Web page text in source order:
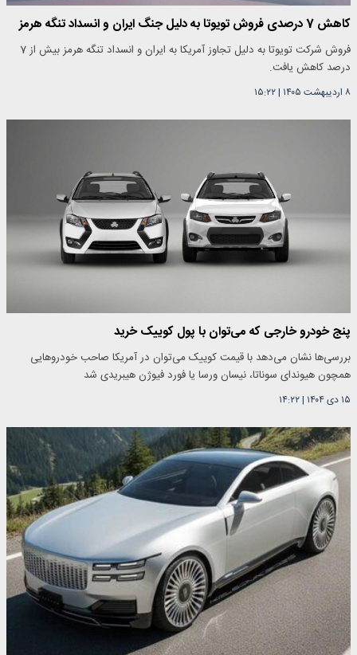
کاهش 7 درصدی فروش تویوتا به دلیل جنگ ایران و انسداد تنگه هرمز
فروش شرکت تویوتا به دلیل تجاوز آمریکا به ایران و انسداد تنگه هرمز بیش از 7
درصد کاهش یافت.
۸ اردیبهشت ۱۴۰۵ |۱۵:۲۲
پنج خودرو خارجی که می‌توان با پول کوییک خرید
بررسی‌ها نشان می‌دهد با قیمت کوییک می‌توان در آمریکا صاحب خودروهایی
همچون هیوندای سوناتا، نیسان ورسا یا فورد فیوژن هیبریدی شد
۱۵ دی ۱۴۰۴ |۱۴:۲۲